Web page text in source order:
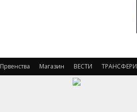
Првенства Магазин ВЕСТИ ТРАНСФЕРИ